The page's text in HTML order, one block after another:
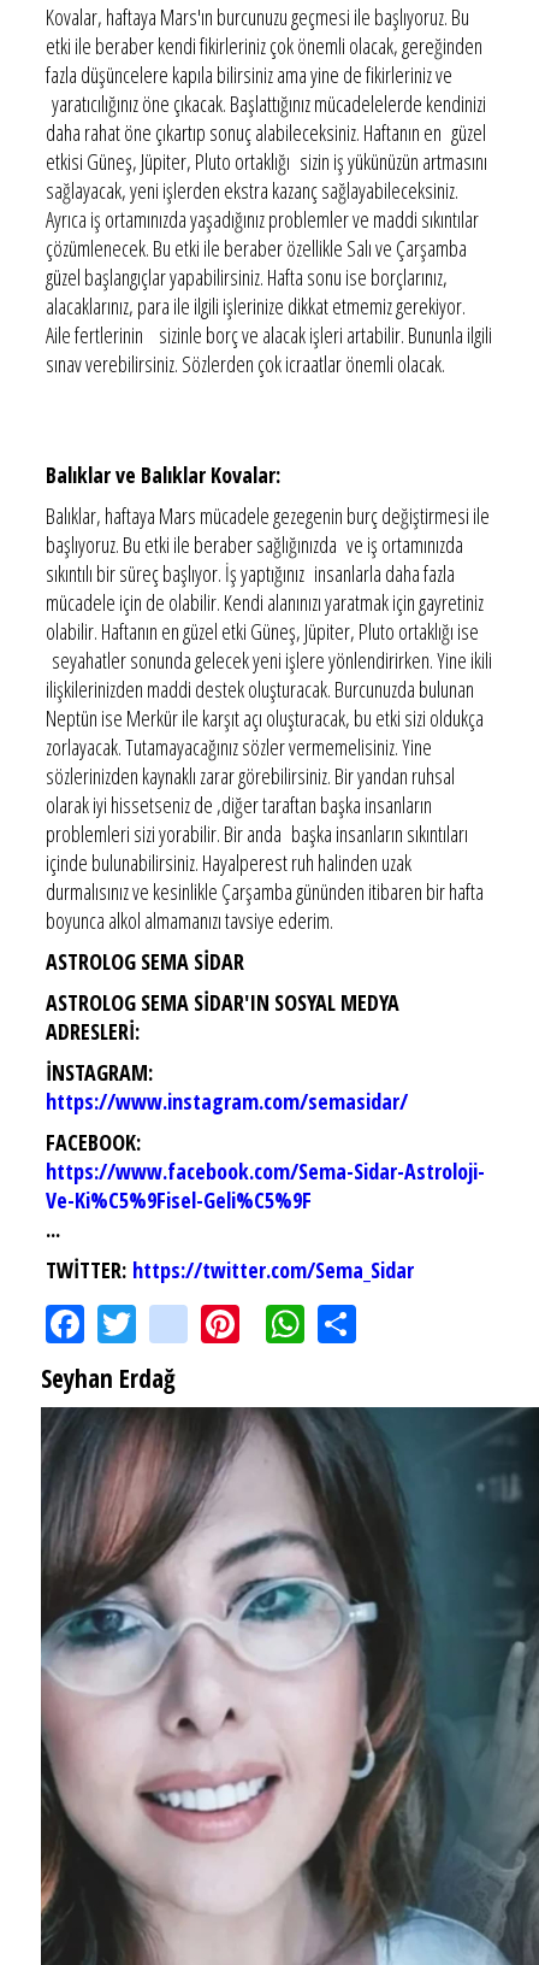
Kovalar, haftaya Mars'ın burcunuzu geçmesi ile başlıyoruz. Bu
etki ile beraber kendi fikirleriniz çok önemli olacak, gereğinden
fazla düşüncelere kapıla bilirsiniz ama yine de fikirleriniz ve
yaratıcılığınız öne çıkacak. Başlattığınız mücadelelerde kendinizi
daha rahat öne çıkartıp sonuç alabileceksiniz. Haftanın en güzel
etkisi Güneş, Jüpiter, Pluto ortaklığı sizin iş yükünüzün artmasını
sağlayacak, yeni işlerden ekstra kazanç sağlayabileceksiniz.
Ayrıca iş ortamınızda yaşadığınız problemler ve maddi sıkıntılar
çözümlenecek. Bu etki ile beraber özellikle Salı ve Çarşamba
güzel başlangıçlar yapabilirsiniz. Hafta sonu ise borçlarınız,
alacaklarınız, para ile ilgili işlerinize dikkat etmemiz gerekiyor.
Aile fertlerinin sizinle borç ve alacak işleri artabilir. Bununla ilgili
sınav verebilirsiniz. Sözlerden çok icraatlar önemli olacak.
Balıklar ve Balıklar Kovalar:
Balıklar, haftaya Mars mücadele gezegenin burç değiştirmesi ile
başlıyoruz. Bu etki ile beraber sağlığınızda ve iş ortamınızda
sıkıntılı bir süreç başlıyor. İş yaptığınız insanlarla daha fazla
mücadele için de olabilir. Kendi alanınızı yaratmak için gayretiniz
olabilir. Haftanın en güzel etki Güneş, Jüpiter, Pluto ortaklığı ise
seyahatler sonunda gelecek yeni işlere yönlendirirken. Yine ikili
ilişkilerinizden maddi destek oluşturacak. Burcunuzda bulunan
Neptün ise Merkür ile karşıt açı oluşturacak, bu etki sizi oldukça
zorlayacak. Tutamayacağınız sözler vermemelisiniz. Yine
sözlerinizden kaynaklı zarar görebilirsiniz. Bir yandan ruhsal
olarak iyi hissetseniz de ,diğer taraftan başka insanların
problemleri sizi yorabilir. Bir anda başka insanların sıkıntıları
içinde bulunabilirsiniz. Hayalperest ruh halinden uzak
durmalısınız ve kesinlikle Çarşamba gününden itibaren bir hafta
boyunca alkol almamanızı tavsiye ederim.
ASTROLOG SEMA SİDAR
ASTROLOG SEMA SİDAR'IN SOSYAL MEDYA
ADRESLERİ:
İNSTAGRAM:
https://www.instagram.com/semasidar/
FACEBOOK:
https://www.facebook.com/Sema-Sidar-Astroloji-
Ve-Ki%C5%9Fisel-Geli%C5%9F
...
TWİTTER: https://twitter.com/Sema_Sidar
FacebookTwitterinstagramPinterestWhatsApp
Seyhan Erdağ
SEYHAN ERDAĞ YAZDI: Peki Mehmet Ali Erbil bu evliliği neden yaptı?